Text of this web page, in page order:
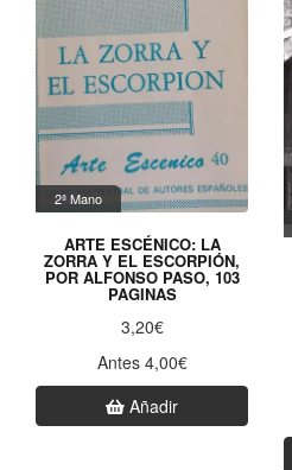
2ª Mano
ARTE ESCÉNICO: LA
ZORRA Y EL ESCORPIÓN,
POR ALFONSO PASO, 103
PAGINAS
3,20€
Antes 4,00€
Añadir